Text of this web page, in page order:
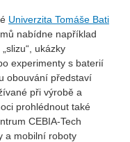
Univerzita Tomáše Bati
nabídne například
ukázky
experimenty s baterií
obouvání představí
při výrobě a
prohlédnout také
CEBIA-Tech
a mobilní roboty